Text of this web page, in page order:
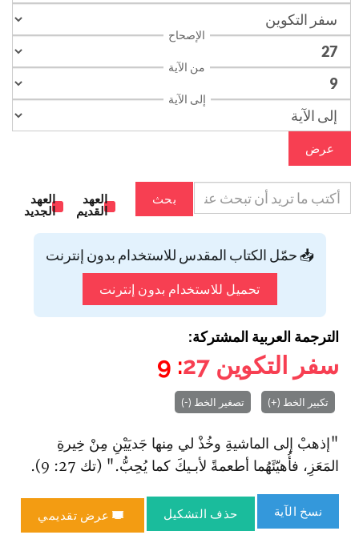
الإصحاح
من الآية
إلى الآية
عرض
بحث
العهد
القديم
العهد
الجديد
📥 حمّل الكتاب المقدس للاستخدام بدون إنترنت
تحميل للاستخدام بدون إنترنت
الترجمة العربية المشتركة:
سفر التكوين 27
: 9
تكبير الخط (+) تصغير الخط (-)
"إذهبْ إلى الماشيةِ وخُذْ لي مِنها جَديَيْنِ مِنْ خِيرةِ
المَعَزِ، فأُهيّئَهُما أطعمةً لأبـيكَ كما يُحِبُّ." (تك 27: 9).
نسخ الآية حذف التشكيل عرض تقديمي